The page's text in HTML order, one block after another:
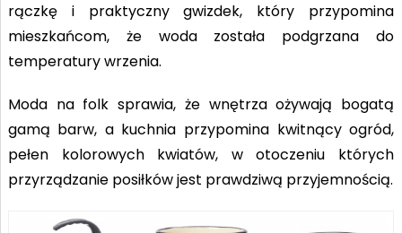
rączkę i praktyczny gwizdek, który przypomina
mieszkańcom, że woda została podgrzana do
temperatury wrzenia.
Moda na folk sprawia, że wnętrza ożywają bogatą
gamą barw, a kuchnia przypomina kwitnący ogród,
pełen kolorowych kwiatów, w otoczeniu których
przyrządzanie posiłków jest prawdziwą przyjemnością.